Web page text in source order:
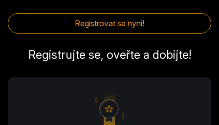
Registrovat se nyní!
Registrujte se, oveřte a dobijte!